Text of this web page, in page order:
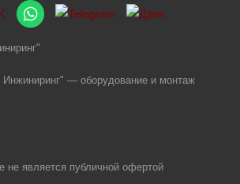
— оборудование и монтаж
не является публичной офертой